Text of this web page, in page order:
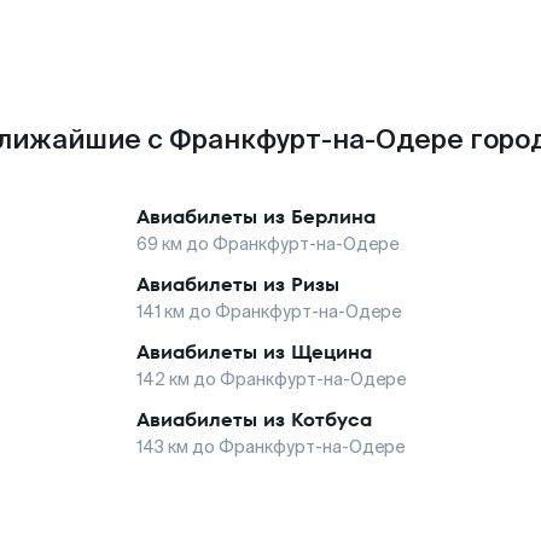
с Франкфурт-на-Одере
Авиабилеты из Берлина
69 км до Франкфурт-на-Одере
Авиабилеты из Ризы
141 км до Франкфурт-на-Одере
Авиабилеты из Щецина
142 км до Франкфурт-на-Одере
Авиабилеты из Котбуса
143 км до Франкфурт-на-Одере